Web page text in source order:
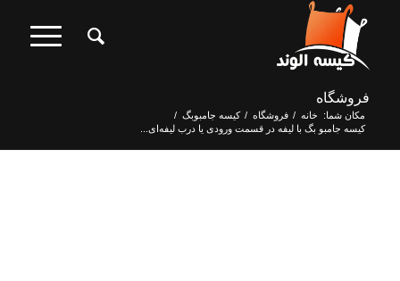
فروشگاه
مکان شما: خانه / فروشگاه / کیسه جامبوبگ /
کیسه جامبو بگ با لیفه در قسمت ورودی یا درب لیفه‌ای...